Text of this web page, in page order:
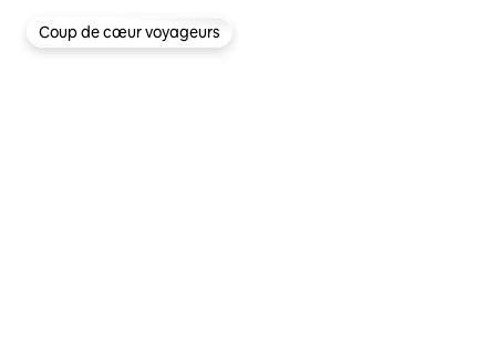
Coup de cœur voyageurs
Coup de cœur voyageurs